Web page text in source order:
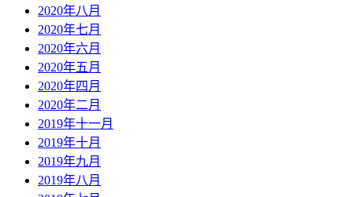
2020年八月
2020年七月
2020年六月
2020年五月
2020年四月
2020年二月
2019年十一月
2019年十月
2019年九月
2019年八月